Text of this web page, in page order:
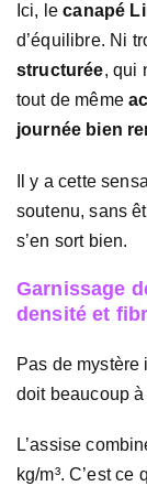
Ici, lecanapé
d’équilibre. Ni
structurée, qui
tout de même
journée bien
Il y a cette
soutenu, sans
s’en sort bien.
Garnissage
densité et
Pas de mystère
doit beaucoup
L’assise
kg/m³. C’est